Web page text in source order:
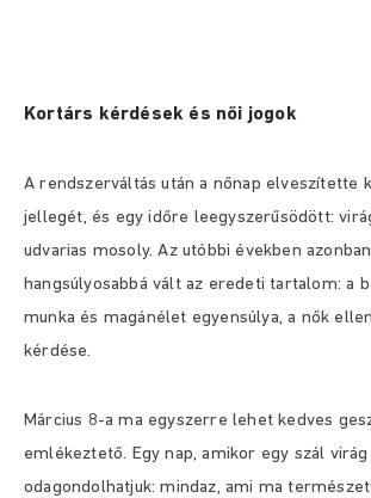
Kortárs kérdések és női jogok
A rendszerváltás után a nőnap elveszítette
jellegét, és egy időre leegyszerűsödött:
udvarias mosoly. Az utóbbi években
hangsúlyosabbá vált az eredeti tartalom: a
munka és magánélet egyensúlya, a nők
kérdése.
Március 8-a ma egyszerre lehet kedves
emlékeztető. Egy nap, amikor egy szál
odagondolhatjuk: mindaz, ami ma